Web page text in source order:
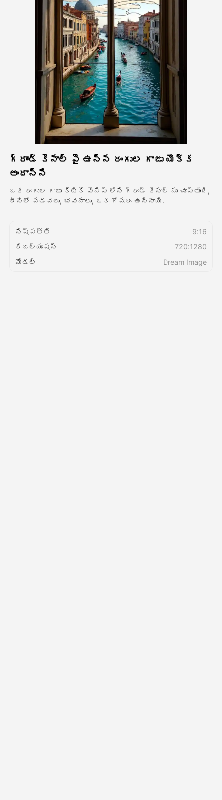
అవతార్ వీడియో
వీడియో
ఫోటో
ఇతర సాధనాలు
అన్ని టెంప్లేట్‌లను చూడండి
గ్యాలరీ
వెల్లులు
గ్రాండ్ కెనాల్ పై ఉన్న రంగుల గాజు యొక్క
అందాన్ని
ఒక రంగుల గాజు కిటికీ వెనిస్ లోని గ్రాండ్ కెనాల్ ను చూస్తుంది,
దీనిలో పడవలు, భవనాలు, ఒక గోపురం ఉన్నాయి.
నిష్పత్తి
9:16
రిజల్యూషన్
720:1280
మోడల్
Dream Image